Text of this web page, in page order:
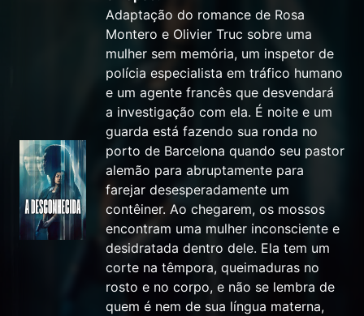
Adaptação do romance de Rosa
Montero e Olivier Truc sobre uma
mulher sem memória, um inspetor de
polícia especialista em tráfico humano
e um agente francês que desvendará
a investigação com ela. É noite e um
guarda está fazendo sua ronda no
porto de Barcelona quando seu pastor
alemão para abruptamente para
farejar desesperadamente um
contêiner. Ao chegarem, os mossos
encontram uma mulher inconsciente e
desidratada dentro dele. Ela tem um
corte na têmpora, queimaduras no
rosto e no corpo, e não se lembra de
quem é nem de sua língua materna,